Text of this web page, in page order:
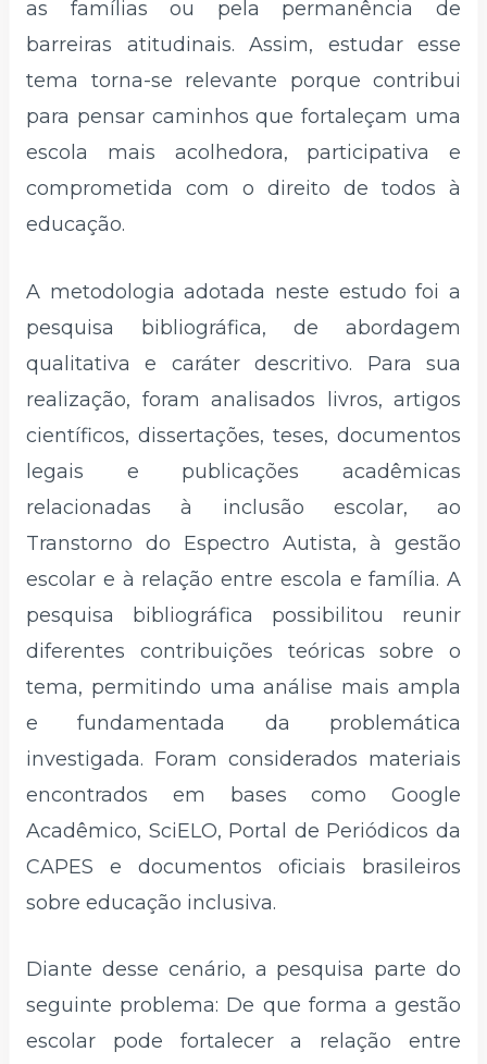
as famílias ou pela permanência de
barreiras atitudinais. Assim, estudar esse
tema torna-se relevante porque contribui
para pensar caminhos que fortaleçam uma
escola mais acolhedora, participativa e
comprometida com o direito de todos à
educação.
A metodologia adotada neste estudo foi a
pesquisa bibliográfica, de abordagem
qualitativa e caráter descritivo. Para sua
realização, foram analisados livros, artigos
científicos, dissertações, teses, documentos
legais e publicações acadêmicas
relacionadas à inclusão escolar, ao
Transtorno do Espectro Autista, à gestão
escolar e à relação entre escola e família. A
pesquisa bibliográfica possibilitou reunir
diferentes contribuições teóricas sobre o
tema, permitindo uma análise mais ampla
e fundamentada da problemática
investigada. Foram considerados materiais
encontrados em bases como Google
Acadêmico, SciELO, Portal de Periódicos da
CAPES e documentos oficiais brasileiros
sobre educação inclusiva.
Diante desse cenário, a pesquisa parte do
seguinte problema: De que forma a gestão
escolar pode fortalecer a relação entre